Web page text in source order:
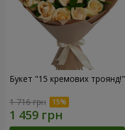
Букет "15 кремових троянд!"
1 716 грн